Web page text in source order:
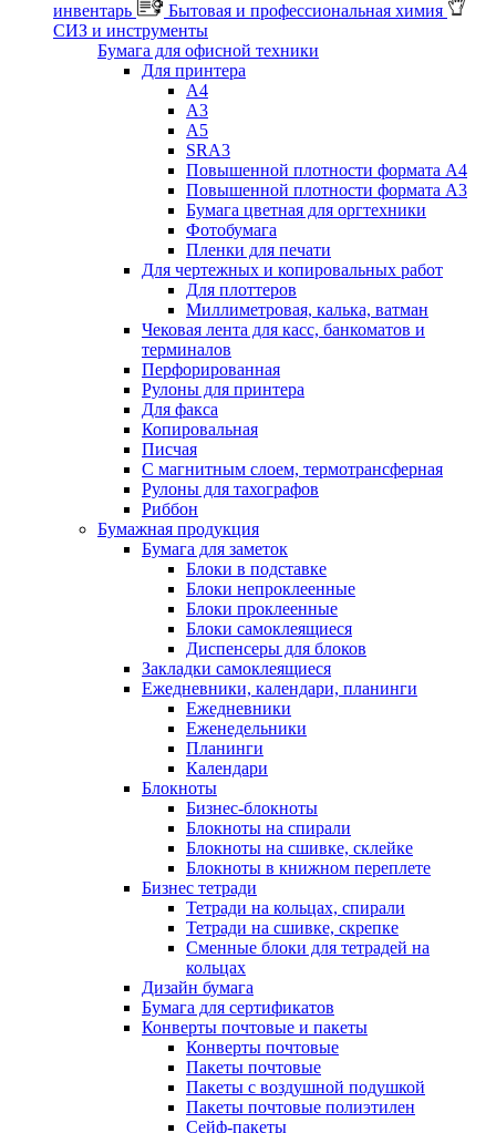
инвентарь
Бытовая и профессиональная химия
СИЗ и инструменты
Бумага для офисной техники
Для принтера
А4
А3
А5
SRA3
Повышенной плотности формата А4
Повышенной плотности формата А3
Бумага цветная для оргтехники
Фотобумага
Пленки для печати
Для чертежных и копировальных работ
Для плоттеров
Миллиметровая, калька, ватман
Чековая лента для касс, банкоматов и
терминалов
Перфорированная
Рулоны для принтера
Для факса
Копировальная
Писчая
С магнитным слоем, термотрансферная
Рулоны для тахографов
Риббон
Бумажная продукция
Бумага для заметок
Блоки в подставке
Блоки непроклеенные
Блоки проклеенные
Блоки самоклеящиеся
Диспенсеры для блоков
Закладки самоклеящиеся
Ежедневники, календари, планинги
Ежедневники
Еженедельники
Планинги
Календари
Блокноты
Бизнес-блокноты
Блокноты на спирали
Блокноты на сшивке, склейке
Блокноты в книжном переплете
Бизнес тетради
Тетради на кольцах, спирали
Тетради на сшивке, скрепке
Сменные блоки для тетрадей на
кольцах
Дизайн бумага
Бумага для сертификатов
Конверты почтовые и пакеты
Конверты почтовые
Пакеты почтовые
Пакеты с воздушной подушкой
Пакеты почтовые полиэтилен
Сейф-пакеты